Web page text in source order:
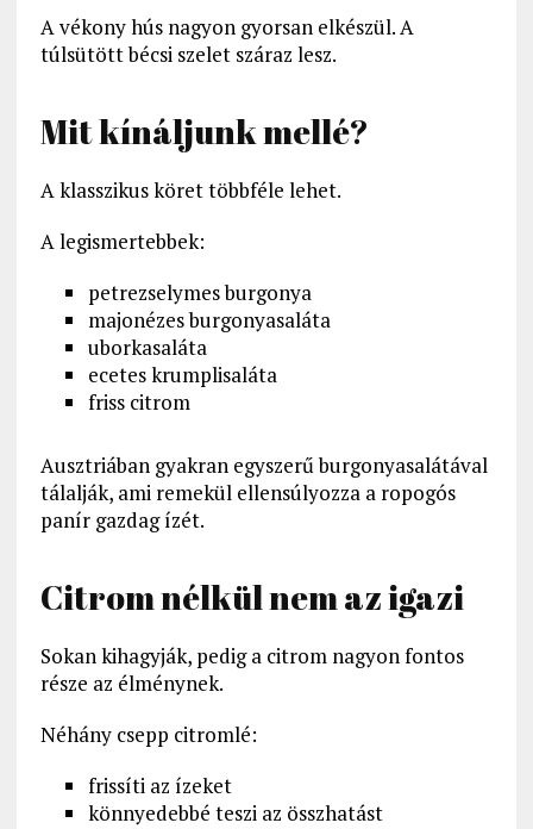
A vékony hús nagyon gyorsan elkészül. A
túlsütött bécsi szelet száraz lesz.
Mit kínáljunk mellé?
A klasszikus köret többféle lehet.
A legismertebbek:
petrezselymes burgonya
majonézes burgonyasaláta
uborkasaláta
ecetes krumplisaláta
friss citrom
Ausztriában gyakran egyszerű burgonyasalátával
tálalják, ami remekül ellensúlyozza a ropogós
panír gazdag ízét.
Citrom nélkül nem az igazi
Sokan kihagyják, pedig a citrom nagyon fontos
része az élménynek.
Néhány csepp citromlé:
frissíti az ízeket
könnyedebbé teszi az összhatást